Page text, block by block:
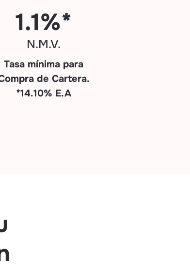
1.1%*
N.M.V.
Tasa mínima para
de Cartera.
*14.10% E.A